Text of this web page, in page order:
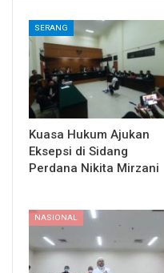
SERANG
Kuasa Hukum Ajukan
Eksepsi di Sidang
Perdana Nikita Mirzani
NASIONAL